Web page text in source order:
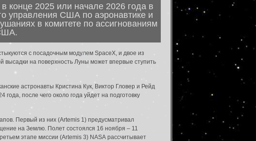
конце 2025 или начале 2026 года в
управления США по аэронавтике и
в комитете по ассигнованиям
с посадочным модулем SpaceX, и двое из
высадки на поверхность Луны может впервые ступить
астронавты Кристина Кук, Виктор Гловер и Рейд
после чего около года уйдет на подготовку
Первый из них (Artemis 1) предусматривал
на Землю. Полет состоялся 16 ноября – 11
этапе миссии (Artemis 3) NASA рассчитывает